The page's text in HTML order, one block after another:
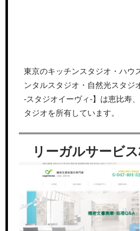
東京のキッチンスタジオ・ハウ
ンタルスタジオ・自然光スタジ
-スタジオイーヴィ-】は恵比寿
タジオを所有しています。
リーガルサービ